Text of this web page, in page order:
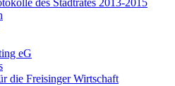
des Stadtrates 2013-2015
eG
die Freisinger Wirtschaft